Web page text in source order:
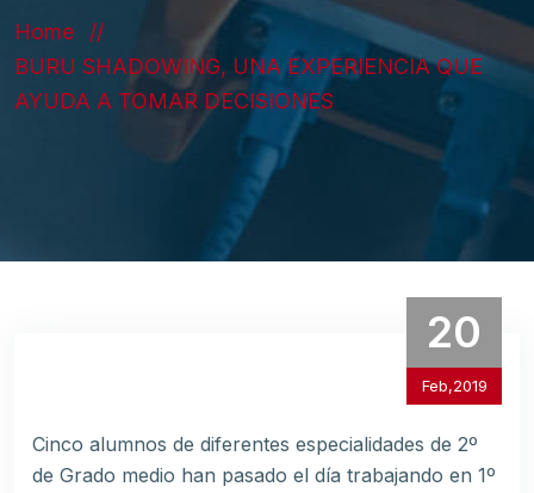
Home
BURU SHADOWING, UNA EXPERIENCIA QUE
AYUDA A TOMAR DECISIONES
20
Feb,2019
Cinco alumnos de diferentes especialidades de 2º
de Grado medio han pasado el día trabajando en 1º